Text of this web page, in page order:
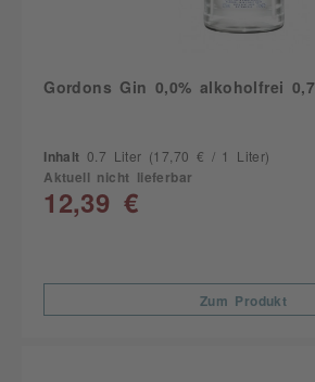
Gordons Gin 0,0% alkoholfrei 0,7l
Inhalt 0.7 Liter (17,70 € / 1 Liter)
Aktuell nicht lieferbar
12,39 €
Zum Produkt